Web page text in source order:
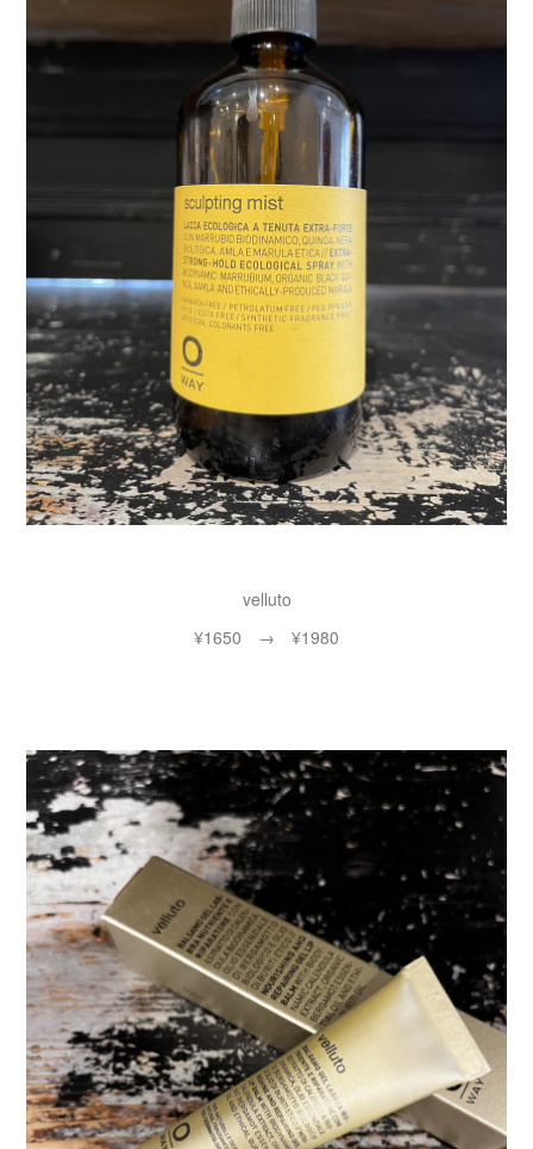
velluto
¥1650 → ¥1980